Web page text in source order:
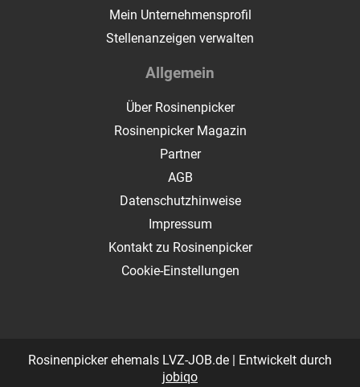
Mein Unternehmensprofil
Stellenanzeigen verwalten
Allgemein
Über Rosinenpicker
Rosinenpicker Magazin
Partner
AGB
Datenschutzhinweise
Impressum
Kontakt zu Rosinenpicker
Cookie-Einstellungen
Rosinenpicker ehemals LVZ-JOB.de | Entwickelt durch
jobiqo